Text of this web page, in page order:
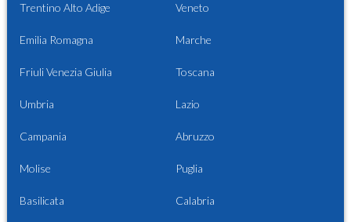
Trentino Alto Adige Veneto
Emilia Romagna Marche
Friuli Venezia Giulia Toscana
Umbria Lazio
Campania Abruzzo
Molise Puglia
Basilicata Calabria